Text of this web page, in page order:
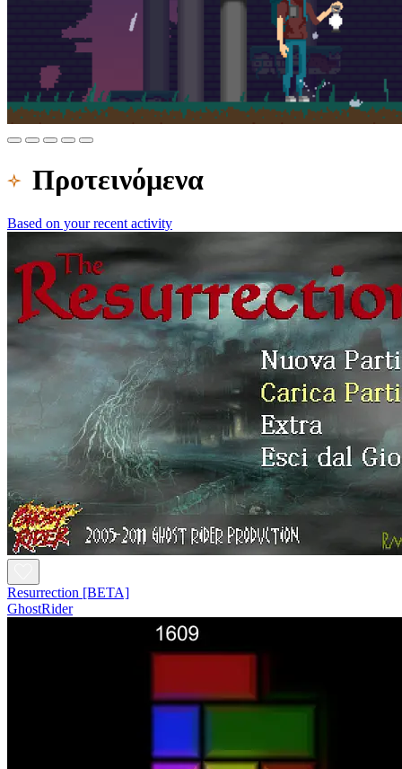
Προτεινόμενα
Based on your recent activity
Resurrection [BETA]
GhostRider